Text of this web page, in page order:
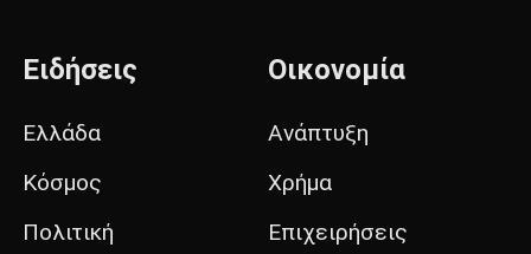
Ειδήσεις
Ελλάδα
Κόσμος
Πολιτική
Οικονομία
Ανάπτυξη
Χρήμα
Επιχειρήσεις